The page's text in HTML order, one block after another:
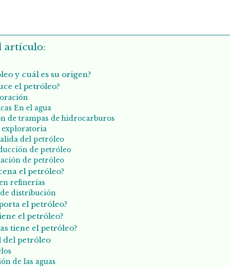
artículo:
y cuál es su origen?
el petróleo?
En el agua
de trampas de hidrocarburos
del petróleo
de petróleo
de petróleo
el petróleo?
refinerías
distribución
el petróleo?
el petróleo?
tiene el petróleo?
del petróleo
de las aguas